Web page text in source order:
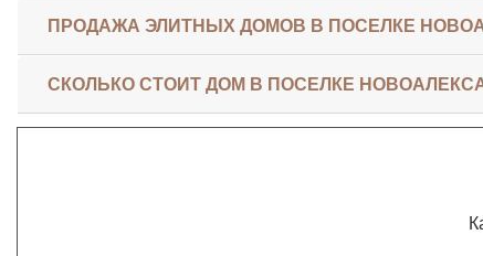
ПРОДАЖА ЭЛИТНЫХ ДОМОВ В ПОСЕЛКЕ
СКОЛЬКО СТОИТ ДОМ В ПОСЕЛКЕ